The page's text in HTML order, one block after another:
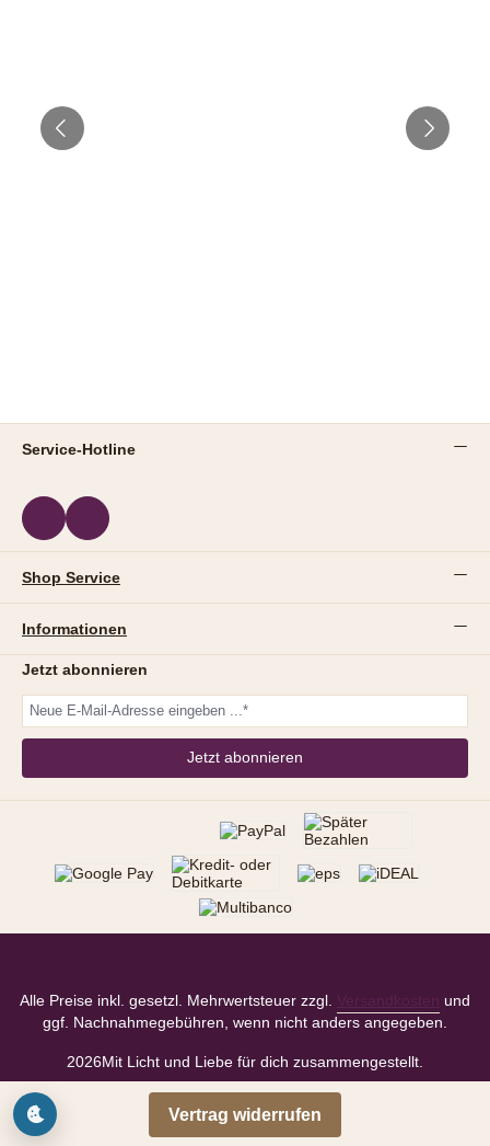
Service-Hotline
Shop Service
Informationen
Jetzt abonnieren
Jetzt abonnieren
Alle Preise inkl. gesetzl. Mehrwertsteuer zzgl. Versandkosten
und
ggf. Nachnahmegebühren, wenn nicht anders angegeben.
2026Mit Licht und Liebe für dich zusammengestellt.
Vertrag widerrufen